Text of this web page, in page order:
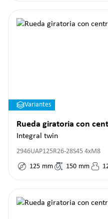
Variantes
Rueda giratoria con
Integral twin
2946UAP125R26-28S45 4xM8
125 mm 150 mm